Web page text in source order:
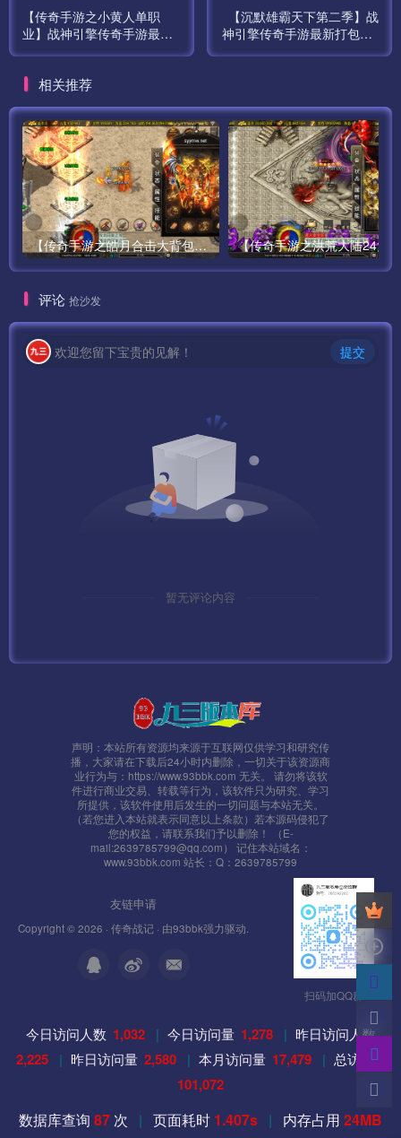
第七步:7-M2Server
安装结束了。我们测试下。
检测更新失败，这里我防火墙忘记关了。
这样就可以了。
可以正常登陆，教程到此结束。
祝君好运
http://106.12.121.18:88/pay.php
——————————————————————————
2、如果出现 获取该区补丁失效 请修改服务端：
D:\mud2.0\logincenter\ClientConfig\目录下的
config185.zip 改成 config0706.zip
3、关闭Mysql数据库：
net stop MySQL
4、如果防火墙没全部开放，需要单独打开
7100 （D:\mud2.0\GateServer\GameGate\MirGate.ini 文件
[Server]的 GatePort=7100 值）
7000 （D:\mud2.0\GateServer\logingate\LoginGate.ini 文
88 网页端口
8088 中央端口，一般默认都是8088
【传奇手游之小黄人单职
业】战神引擎传奇手游最新
宝-神符-圣印-GM充值后台-
【沉默雄霸天下第二季】战
神引擎传奇手游最新打包win
相关推荐
【传奇手游之皓月合击大背包-[白猪3.0]-免授权版】经典三职业复古特色战神引擎传奇手游-最新打包Win服务端源码视频架设教程-新版GM多功能网页授权物品后台-GM直冲网页后台-苹果IOS安卓双端版本！
评论 抢沙发
欢迎您留下宝贵的见解！ 提交
暂无评论内容
声明：本站所有资源均来源于互联网仅供学习和研究传
播，大家请在下载后24小时内删除，一切关于该资源商
业行为与：https://www.93bbk.com 无关。 请勿将该软
件进行商业交易、转载等行为，该软件只为研究、学习
所提供，该软件使用后发生的一切问题与本站无关。
（若您进入本站就表示同意以上条款）若本源码侵犯了
您的权益，请联系我们予以删除！ （E-
mail:2639785799@qq.com） 记住本站域名：
www.93bbk.com 站长：Q：2639785799
友链申请
Copyright © 2026 · 传奇战记 · 由93bbk强力驱动.
扫码加QQ群
今日访问人数 1,032 | 今日访问量 1,278 | 昨日访问人数
2,225 | 昨日访问量 2,580 | 本月访问量 17,479 | 总访问量
101,072
数据库查询 87 次 | 页面耗时 1.407s | 内存占用 24MB